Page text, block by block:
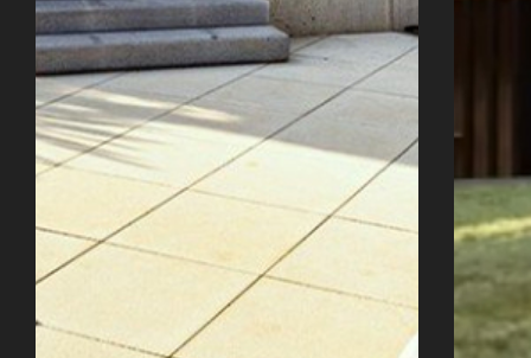
Úvod
Naše služby
Reference
Průvodce stavbou
O ateliéru
Řekli o nás